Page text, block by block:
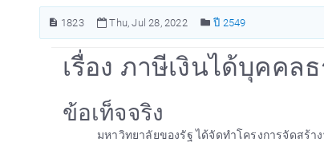
1823 Thu, Jul 28, 2022 ปี 2549
เรื่อง ภาษีเงินได้บุคค
ข้อเท็จจริง
มหาวิทยาลัยของรัฐ ได้จัดทำโครงการจัดสร้